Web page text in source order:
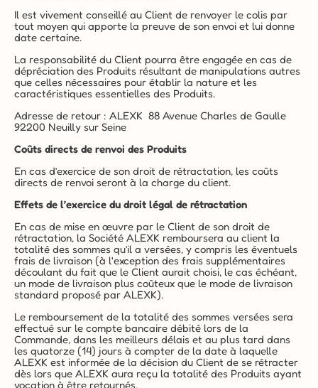
Il est vivement conseillé au Client de renvoyer le colis par
tout moyen qui apporte la preuve de son envoi et lui donne
date certaine.
La responsabilité du Client pourra être engagée en cas de
dépréciation des Produits résultant de manipulations autres
que celles nécessaires pour établir la nature et les
caractéristiques essentielles des Produits.
Adresse de retour : ALEXK  88 Avenue Charles de Gaulle
92200 Neuilly sur Seine
Coûts directs de renvoi des Produits
En cas d’exercice de son droit de rétractation, les coûts
directs de renvoi seront à la charge du client.
Effets de l’exercice du droit légal de rétractation
En cas de mise en œuvre par le Client de son droit de
rétractation, la Société ALEXK remboursera au client la
totalité des sommes qu’il a versées, y compris les éventuels
frais de livraison (à l'exception des frais supplémentaires
découlant du fait que le Client aurait choisi, le cas échéant,
un mode de livraison plus coûteux que le mode de livraison
standard proposé par ALEXK).
Le remboursement de la totalité des sommes versées sera
effectué sur le compte bancaire débité lors de la
Commande, dans les meilleurs délais et au plus tard dans
les quatorze (14) jours à compter de la date à laquelle
ALEXK est informée de la décision du Client de se rétracter
dès lors que ALEXK aura reçu la totalité des Produits ayant
vocation à être retournés.